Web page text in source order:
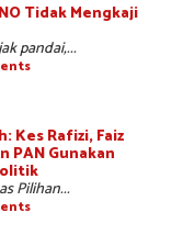
Tidak Mengkaji
pandai,...
Kes Rafizi, Faiz
PAN Gunakan
Pilihan...